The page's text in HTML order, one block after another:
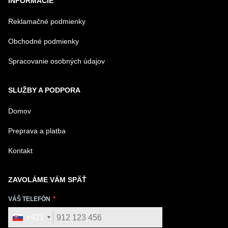
Reklamačné podmienky
Obchodné podmienky
Spracovanie osobných údajov
SLUŽBY A PODPORA
Domov
Preprava a platba
Kontakt
ZAVOLÁME VÁM SPÄŤ
VÁŠ TELEFÓN